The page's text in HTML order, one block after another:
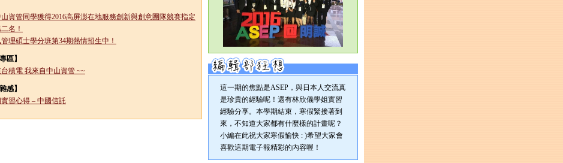
資管同學獲得2016高屏澎在地服務創新與創意團隊競賽指定
名！
理碩士學分班第34期熱情招生中！
區】
積電 我來自中山資管 ~~
感】
習心得 – 中國信託
這一期的焦點是ASEP，與日本人交流真
是珍貴的經驗呢！還有林欣儀學姐實習
經驗分享。本學期結束，寒假緊接著到
來，不知道大家都有什麼樣的計畫呢？
小編在此祝大家寒假愉快 : )希望大家會
喜歡這期電子報精彩的內容喔！